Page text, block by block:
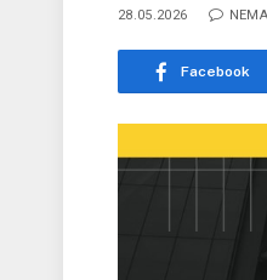
28.05.2026
Facebook